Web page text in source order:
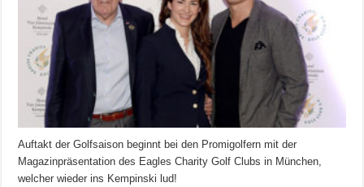
Auftakt der Golfsaison beginnt bei den Promigolfern mit der
Magazinpräsentation des Eagles Charity Golf Clubs in München,
welcher wieder ins Kempinski lud!